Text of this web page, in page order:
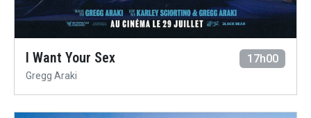
I Want Your Sex
Gregg Araki
17h00